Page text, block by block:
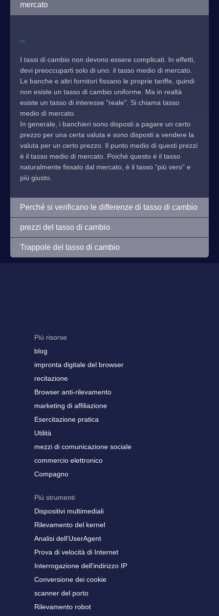
mercato
I tassi di cambio non devono essere complicati. In effetti,
devi preoccuparti solo di uno: il tasso medio di mercato.
Le banche e altri fornitori fissano le proprie tariffe, quindi
non esiste un tasso di cambio uniforme. Ma in realtà
esiste un tasso di interesse "reale". Si chiama tasso
medio di mercato.
In generale, i banchieri sono disposti a pagare un certo
prezzo per una certa valuta e sono disposti a vendere la
valuta per un certo prezzo. Il punto medio di questi prezzi
è il tasso medio di mercato. Poiché questo è il tasso
naturalmente fissato dal mercato, è il tasso “più vero” e
più giusto.
Perché si verificano le differenze di tasso di cambio
prezzi del tasso di cambio
Trappole del tasso di cambio
Più risorse
blog
impronta digitale del browser
recitazione
Browser anti-rilevamento
marketing di affiliazione
Esercitazione pratica
Utilità
mezzi di comunicazione sociale
commercio elettronico
Compagno
Più strumenti
Dispositivi multimediali
Rilevamento del kernel
Analisi dell'UserAgent
Prova di velocità di Internet
Interrogazione dell'indirizzo IP
Conversione dei cookie
scanner del porto
Rilevamento robot